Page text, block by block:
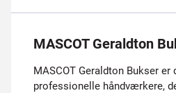
MASCOT Geraldton
MASCOT Geraldton Bukser er
professionelle håndværkere,